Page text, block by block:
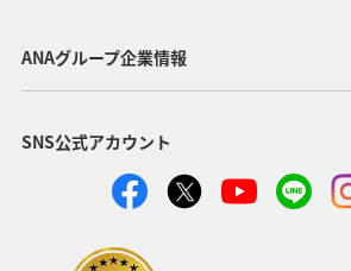
対象路線
佐賀＝羽田＝庄内
利用人数
2名様
ANAグループ企業情報
SNS公式アカウント